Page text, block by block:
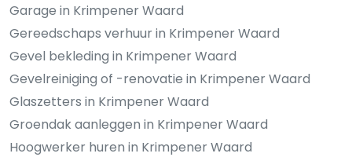
Garage in Krimpener Waard
Gereedschaps verhuur in Krimpener Waard
Gevel bekleding in Krimpener Waard
Gevelreiniging of -renovatie in Krimpener Waard
Glaszetters in Krimpener Waard
Groendak aanleggen in Krimpener Waard
Hoogwerker huren in Krimpener Waard